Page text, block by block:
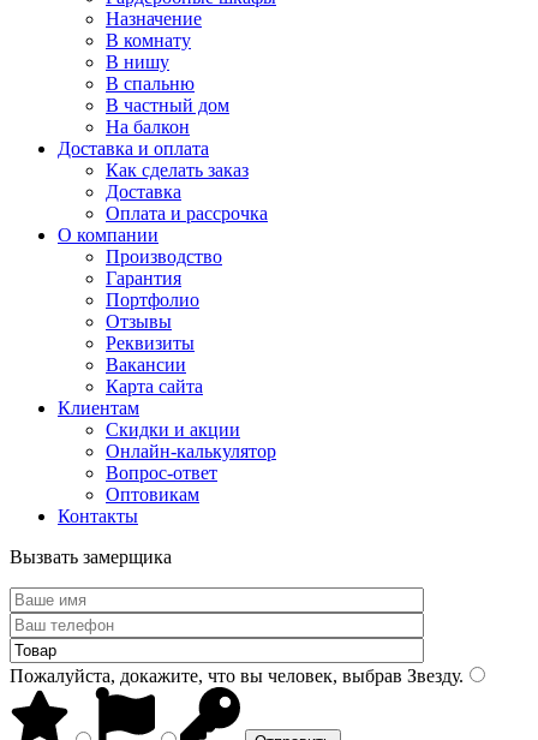
Назначение
В комнату
В нишу
В спальню
В частный дом
На балкон
Доставка и оплата
Как сделать заказ
Доставка
Оплата и рассрочка
О компании
Производство
Гарантия
Портфолио
Отзывы
Реквизиты
Вакансии
Карта сайта
Клиентам
Скидки и акции
Онлайн-калькулятор
Вопрос-ответ
Оптовикам
Контакты
Вызвать замерщика
Пожалуйста, докажите, что вы человек, выбрав Звезду.